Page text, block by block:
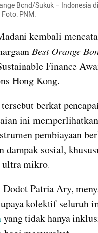
Bond/Sukuk – Indonesia
PNM.
kembali
Best Orange
Finance
Hong Kong.
berkat
ini
pembiayaan
dampak sosial,
ultra mikro.
Patria Ary,
kolektif seluruh
yang tidak hanya